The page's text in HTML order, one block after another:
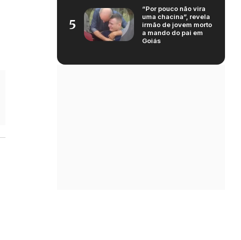
5
“Por pouco não vira
uma chacina”, revela
irmão de jovem morto
a mando do pai em
Goiás